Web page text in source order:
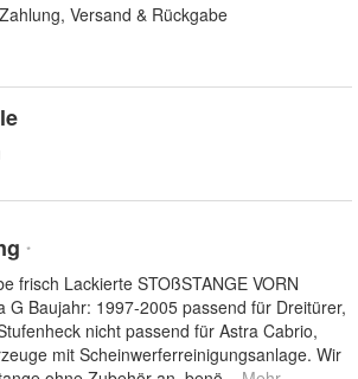
Zahlung, Versand & Rückgabe
*
frisch Lackierte STOßSTANGE VORN
G Baujahr: 1997-2005 passend für Dreitürer,
nicht passend für Astra Cabrio,
mit Scheinwerferreinigungsanlage. Wir